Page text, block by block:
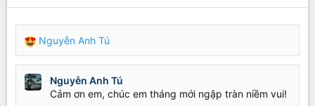
u
l
r
t
R
e
a
c
Nguyễn Anh Tú
Nguyễn Anh Tú
Cảm ơn em, chúc em tháng mới ngập tràn niềm vui!